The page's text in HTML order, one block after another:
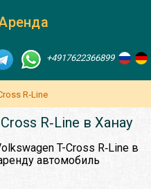
+4917622366899
R‑Line
R‑Line в Ханау
T-Cross R‑Line в
автомобиль